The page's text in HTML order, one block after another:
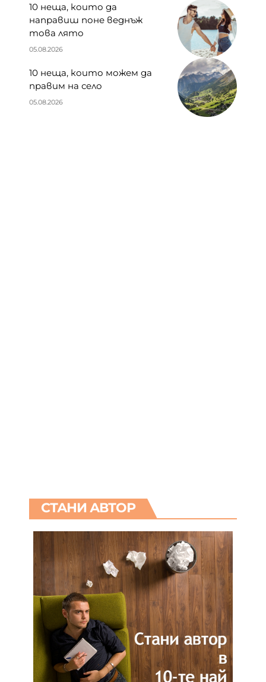
10 неща, които да
направиш поне веднъж
това лято
05.08.2026
10 неща, които можем да
правим на село
05.08.2026
СТАНИ АВТОР